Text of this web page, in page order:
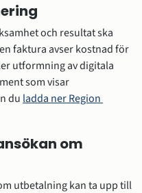
och resultat ska
faktura avser kostnad för
utformning av digitala
som visar
du ladda ner Region
om
utbetalning kan ta upp till